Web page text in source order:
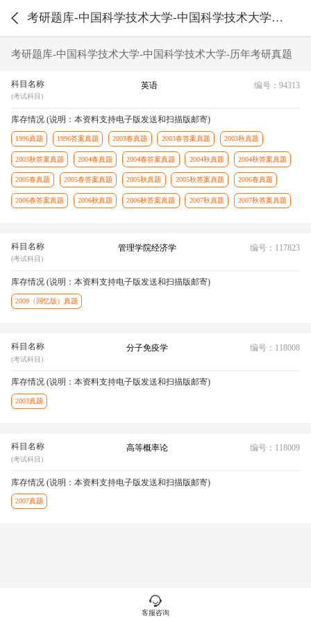
考研题库-中国科学技术大学-中国科学技术大学-历年考研真题
考研题库-中国科学技术大学-中国科学技术大学-历年考研真题
科目名称
(考试科目)
英语 编号：94313
库存情况 (说明：本资料支持电子版发送和扫描版邮寄)
1996真题 1996答案真题 2003春真题 2003春答案真题 2003秋真题
2003秋答案真题 2004春真题 2004春答案真题 2004秋真题 2004秋答案真题
2005春真题 2005春答案真题 2005秋真题 2005秋答案真题 2006春真题
2006春答案真题 2006秋真题 2006秋答案真题 2007秋真题 2007秋答案真题
科目名称
(考试科目)
管理学院经济学 编号：117823
库存情况 (说明：本资料支持电子版发送和扫描版邮寄)
2009（回忆版）真题
科目名称
(考试科目)
分子免疫学 编号：118008
库存情况 (说明：本资料支持电子版发送和扫描版邮寄)
2003真题
科目名称
(考试科目)
高等概率论 编号：118009
库存情况 (说明：本资料支持电子版发送和扫描版邮寄)
2007真题
客服咨询